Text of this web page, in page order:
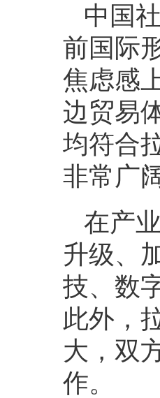
中国
前国际
焦虑感
边贸易
均符合
非常广
在产
升级、
技、数
此外，
大，双
作。